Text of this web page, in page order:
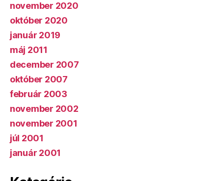
november 2020
október 2020
január 2019
máj 2011
december 2007
október 2007
február 2003
november 2002
november 2001
júl 2001
január 2001